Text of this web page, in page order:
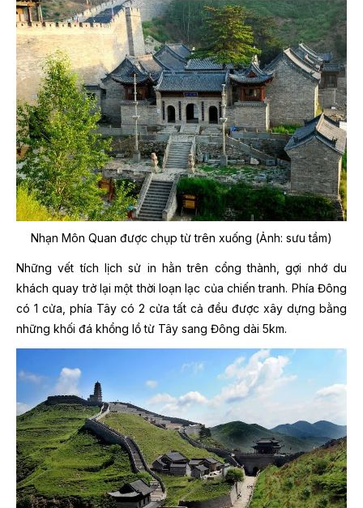
Nhạn Môn Quan được chụp từ trên xuống (Ảnh: sưu tầm)
Những vết tích lịch sử in hằn trên cổng thành, gợi nhớ du
khách quay trở lại một thời loạn lạc của chiến tranh. Phía Đông
có 1 cửa, phía Tây có 2 cửa tất cả đều được xây dựng bằng
những khối đá khổng lồ từ Tây sang Đông dài 5km.